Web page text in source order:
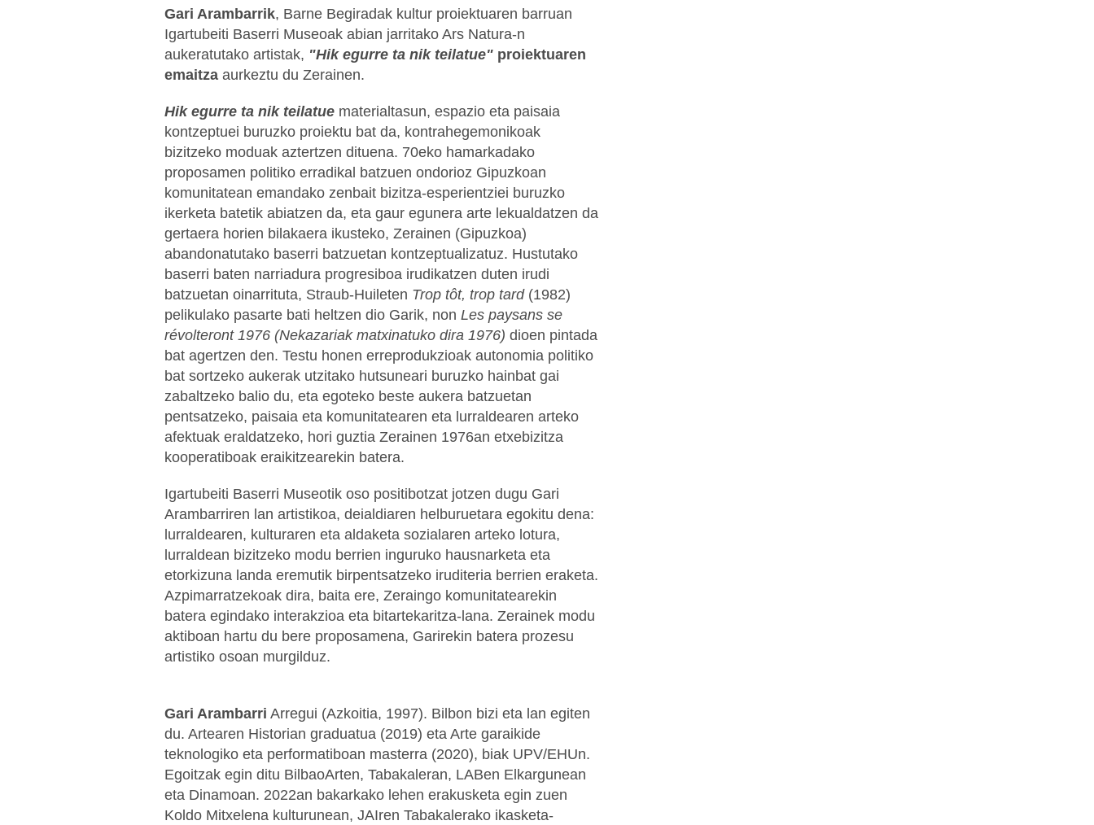
Gari Arambarrik, Barne Begiradak kultur proiektuaren barruan
Igartubeiti Baserri Museoak abian jarritako Ars Natura-n
aukeratutako artistak, "Hik egurre ta nik teilatue" proiektuaren
emaitza aurkeztu du Zerainen.
Hik egurre ta nik teilatue materialtasun, espazio eta paisaia
kontzeptuei buruzko proiektu bat da, kontrahegemonikoak
bizitzeko moduak aztertzen dituena. 70eko hamarkadako
proposamen politiko erradikal batzuen ondorioz Gipuzkoan
komunitatean emandako zenbait bizitza-esperientziei buruzko
ikerketa batetik abiatzen da, eta gaur egunera arte lekualdatzen da
gertaera horien bilakaera ikusteko, Zerainen (Gipuzkoa)
abandonatutako baserri batzuetan kontzeptualizatuz. Hustutako
baserri baten narriadura progresiboa irudikatzen duten irudi
batzuetan oinarrituta, Straub-Huileten Trop tôt, trop tard(1982)
pelikulako pasarte bati heltzen dio Garik, non Les paysans se
révolteront 1976 (Nekazariak matxinatuko dira 1976) dioen pintada
bat agertzen den. Testu honen erreprodukzioak autonomia politiko
bat sortzeko aukerak utzitako hutsuneari buruzko hainbat gai
zabaltzeko balio du, eta egoteko beste aukera batzuetan
pentsatzeko, paisaia eta komunitatearen eta lurraldearen arteko
afektuak eraldatzeko, hori guztia Zerainen 1976an etxebizitza
kooperatiboak eraikitzearekin batera.
Igartubeiti Baserri Museotik oso positibotzat jotzen dugu Gari
Arambarriren lan artistikoa, deialdiaren helburuetara egokitu dena:
lurraldearen, kulturaren eta aldaketa sozialaren arteko lotura,
lurraldean bizitzeko modu berrien inguruko hausnarketa eta
etorkizuna landa eremutik birpentsatzeko iruditeria berrien eraketa.
Azpimarratzekoak dira, baita ere, Zeraingo komunitatearekin
batera egindako interakzioa eta bitartekaritza-lana. Zerainek modu
aktiboan hartu du bere proposamena, Garirekin batera prozesu
artistiko osoan murgilduz.
Gari Arambarri Arregui (Azkoitia, 1997). Bilbon bizi eta lan egiten
du. Artearen Historian graduatua (2019) eta Arte garaikide
teknologiko eta performatiboan masterra (2020), biak UPV/EHUn.
Egoitzak egin ditu BilbaoArten, Tabakaleran, LABen Elkargunean
eta Dinamoan. 2022an bakarkako lehen erakusketa egin zuen
Koldo Mitxelena kulturunean, JAIren Tabakalerako ikasketa-